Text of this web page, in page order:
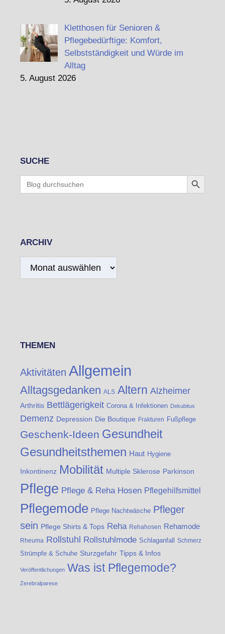
Kletthosen für Senioren &
Pflegebedürftige: Komfort,
Selbstständigkeit und Würde im
Alltag
5. August 2026
SUCHE
for:
Search Button
ARCHIV
Archiv
THEMEN
Aktivitäten Allgemein
Alltagsgedanken ALS Altern Alzheimer
Arthritis Bettlägerigkeit Corona & Infektionen Dekubitus
Demenz Depression Die Boutique Frakturen Fußpflege
Geschenk-Ideen Gesundheit
Gesundheitsthemen Haut Hygiene
Inkontinenz Mobilität Multiple Sklerose Parkinson
Pflege Pflege & Reha Hosen Pflegehilfsmittel
Pflegemode Pflege Nachtwäsche Pfleger
sein Pflege Shirts & Tops Reha Rehahosen Rehamode
Rheuma Rollstuhl Rollstuhlmode Schlaganfall
Schmerz
Strümpfe & Schuhe Sturzgefahr Tipps & Infos
Veröffentlichungen Was ist Pflegemode?
Zerebralparese